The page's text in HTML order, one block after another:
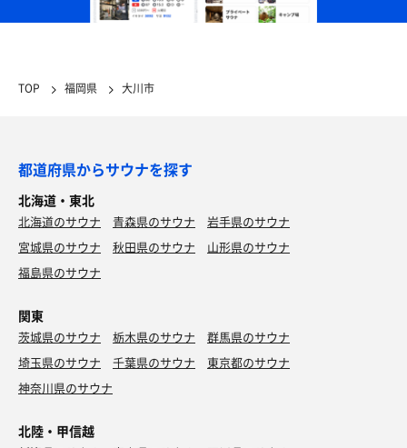
TOP 福岡県 大川市
都道府県からサウナを探す
北海道・東北
北海道のサウナ 青森県のサウナ
岩手県のサウナ
宮城県のサウナ
秋田県のサウナ
山形県のサウナ
福島県のサウナ
関東
茨城県のサウナ 栃木県のサウナ
群馬県のサウナ
埼玉県のサウナ
千葉県のサウナ
東京都のサウナ
神奈川県のサウナ
北陸・甲信越